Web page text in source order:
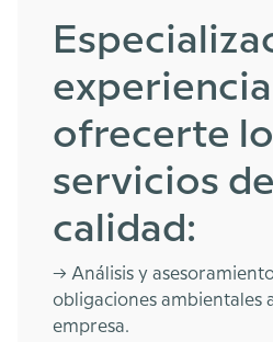
ofrecerte
servicios
calidad:
-> Análisis y
obligaciones ambientales
empresa.